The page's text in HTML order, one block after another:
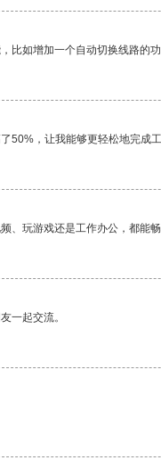
比如增加一个自动切换线路的功
50%，让我能够更轻松地完成工
、玩游戏还是工作办公，都能
一起交流。